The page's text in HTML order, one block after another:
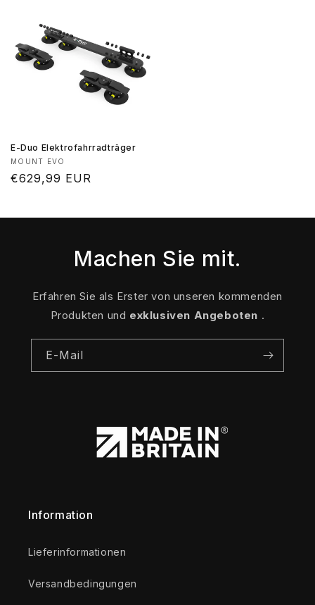
E-Duo Elektrofahrradträger
Anbieter:
MOUNT EVO
Normaler
€629,99 EUR
Machen Sie mit.
Erfahren Sie als Erster von unseren kommenden
Produkten und exklusiven Angeboten .
E-Mail
Information
Lieferinformationen
Versandbedingungen